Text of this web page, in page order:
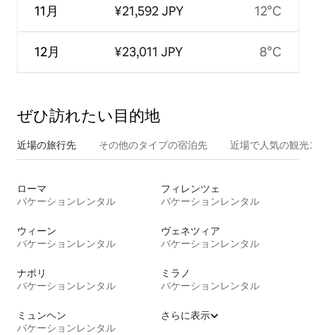
11月
12月
¥21,592 JPY
¥23,011 JPY
12°C
8°C
ぜひ訪⁠れ⁠た⁠い目⁠的⁠地
近場の旅行先 その他のタ⁠イ⁠プ⁠の宿⁠泊⁠先 近場で人気の観光
ローマ
バケーションレンタル
フィレンツェ
バケーションレンタル
ウィーン
バケーションレンタル
ヴェネツィア
バケーションレンタル
ナポリ
バケーションレンタル
ミラノ
バケーションレンタル
ミュンヘン
バケーションレンタル
さらに表示